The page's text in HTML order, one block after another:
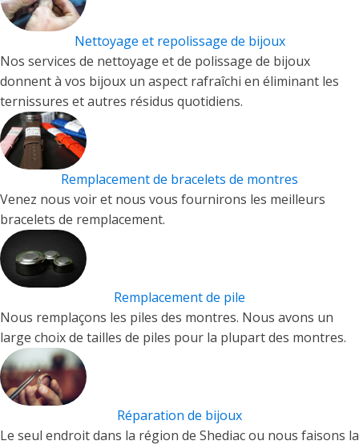
Nettoyage et repolissage de bijoux
Nos services de nettoyage et de polissage de bijoux
donnent à vos bijoux un aspect rafraîchi en éliminant les
ternissures et autres résidus quotidiens.
Remplacement de bracelets de montres
Venez nous voir et nous vous fournirons les meilleurs
bracelets de remplacement.
Remplacement de pile
Nous remplaçons les piles des montres. Nous avons un
large choix de tailles de piles pour la plupart des montres.
Réparation de bijoux
Le seul endroit dans la région de Shediac ou nous faisons la